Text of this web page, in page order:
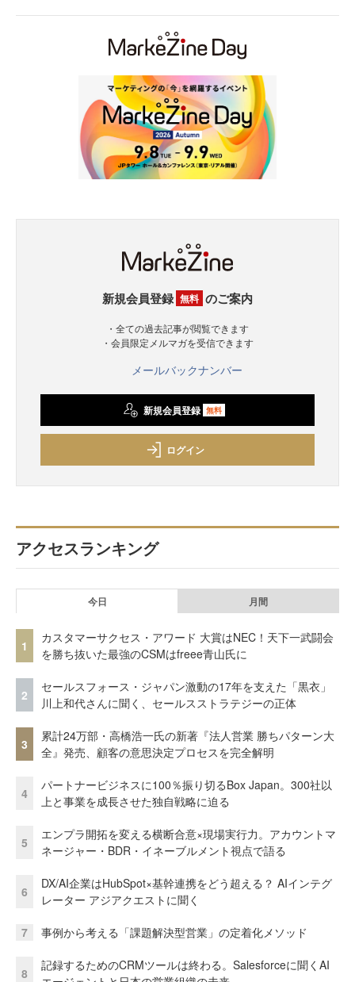
新規会員登録 無料 のご案内
・全ての過去記事が閲覧できます
・会員限定メルマガを受信できます
メールバックナンバー
新規会員登録 無料
ログイン
アクセスランキング
今日 月間
1
カスタマーサクセス・アワード 大賞はNEC！天下一武闘会
を勝ち抜いた最強のCSMはfreee青山氏に
2
セールスフォース・ジャパン激動の17年を支えた「黒衣」
川上和代さんに聞く、セールスストラテジーの正体
3
累計24万部・高橋浩一氏の新著『法人営業 勝ちパターン大
全』発売、顧客の意思決定プロセスを完全解明
4
パートナービジネスに100％振り切るBox Japan。300社以
上と事業を成長させた独自戦略に迫る
5
エンプラ開拓を変える横断合意×現場実行力。アカウントマ
ネージャー・BDR・イネーブルメント視点で語る
6
DX/AI企業はHubSpot×基幹連携をどう超える？ AIインテグ
レーター アジアクエストに聞く
7 事例から考える「課題解決型営業」の定着化メソッド
8
記録するためのCRMツールは終わる。Salesforceに聞くAI